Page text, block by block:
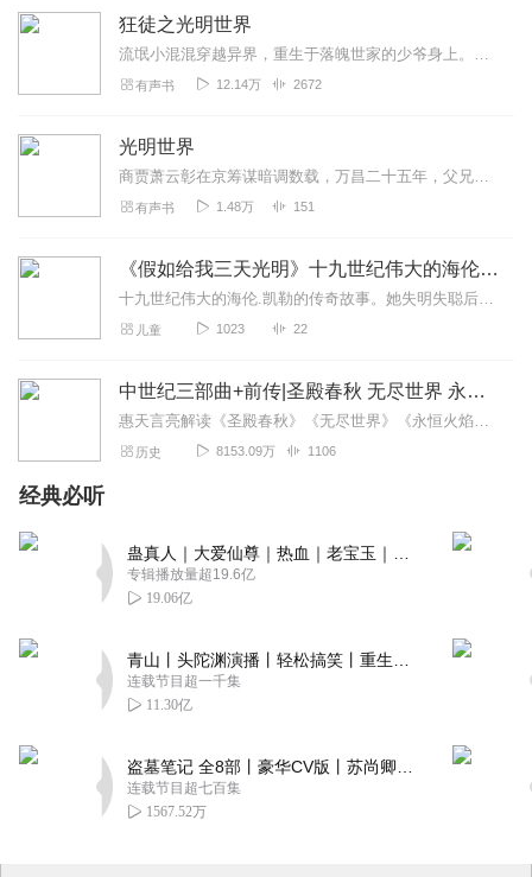
狂徒之光明世界
流氓小混混穿越异界，重生于落魄世家的少爷身上。修仙？泡妞？小爷我誓做纨绔！
有声书 12.14万 2672
光明世界
商贾萧云彰在京筹谋暗调数载，万昌二十五年，父兄死亡之谜，终于有了眉目。同年，前詹事嫡女林婵，带着一车嫁妆，入了京。
有声书 1.48万 151
《假如给我三天光明》十九世纪伟大的海伦.凯勒的故事
十九世纪伟大的海伦.凯勒的传奇故事。她失明失聪后与命运顽强抗争，顽强拼搏的精神激励全世界所有的人。
儿童 1023 22
中世纪三部曲+前传|圣殿春秋 无尽世界 永恒火焰 暗夜与黎明|惠天言亮解读版
惠天言亮解读《圣殿春秋》《无尽世界》《永恒火焰》《暗夜与黎明》》
历史 8153.09万 1106
经典必听
专辑播放量超19.6亿
19.06亿
连载节目超一千集
11.30亿
连载节目超七百集
1567.52万